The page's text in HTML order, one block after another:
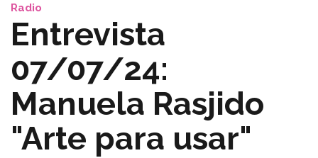
Radio
Entrevista
07/07/24:
Manuela Rasjido
"Arte para usar"